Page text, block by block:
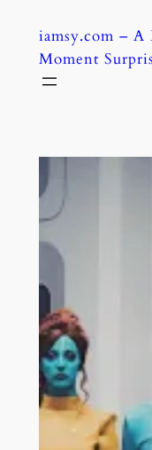
content
iamsy.com –
Moment